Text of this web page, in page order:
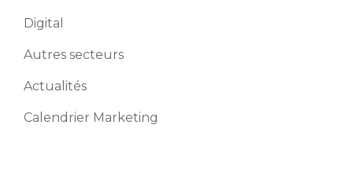
Digital
Autres secteurs
Actualités
Calendrier Marketing